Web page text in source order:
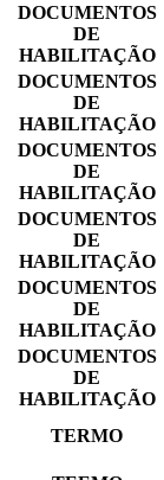
DOCUMENTOS
DE
HABILITAÇÃO
DOCUMENTOS
DE
HABILITAÇÃO
DOCUMENTOS
DE
HABILITAÇÃO
DOCUMENTOS
DE
HABILITAÇÃO
DOCUMENTOS
DE
HABILITAÇÃO
DOCUMENTOS
DE
HABILITAÇÃO
TERMO